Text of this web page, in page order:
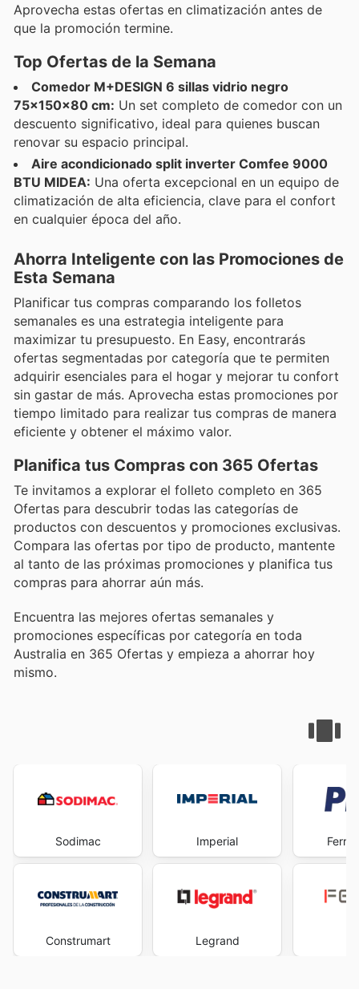
Aprovecha estas ofertas en climatización antes de
que la promoción termine.
Top Ofertas de la Semana
Comedor M+DESIGN 6 sillas vidrio negro
75×150×80 cm: Un set completo de comedor con un
descuento significativo, ideal para quienes buscan
renovar su espacio principal.
Aire acondicionado split inverter Comfee 9000
BTU MIDEA: Una oferta excepcional en un equipo de
climatización de alta eficiencia, clave para el confort
en cualquier época del año.
Ahorra Inteligente con las Promociones de
Esta Semana
Planificar tus compras comparando los folletos
semanales es una estrategia inteligente para
maximizar tu presupuesto. En Easy, encontrarás
ofertas segmentadas por categoría que te permiten
adquirir esenciales para el hogar y mejorar tu confort
sin gastar de más. Aprovecha estas promociones por
tiempo limitado para realizar tus compras de manera
eficiente y obtener el máximo valor.
Planifica tus Compras con 365 Ofertas
Te invitamos a explorar el folleto completo en 365
Ofertas para descubrir todas las categorías de
productos con descuentos y promociones exclusivas.
Compara las ofertas por tipo de producto, mantente
al tanto de las próximas promociones y planifica tus
compras para ahorrar aún más.
Encuentra las mejores ofertas semanales y
promociones específicas por categoría en toda
Australia en 365 Ofertas y empieza a ahorrar hoy
mismo.
Sodimac
Construmart
Imperial
Legrand